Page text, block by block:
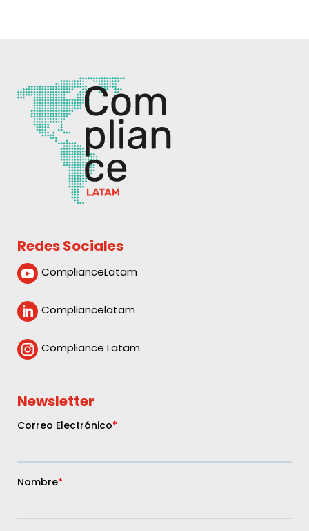
Redes Sociales
 ComplianceLatam
 Compliancelatam
 Compliance Latam
Newsletter